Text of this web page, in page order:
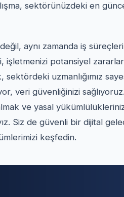
sektörünüzdeki en
aynı zamanda iş
işletmenizi potansiyel
uzmanlığımız
veri güvenliğinizi
ve yasal
Siz de güvenli bir dijital
keşfedin.